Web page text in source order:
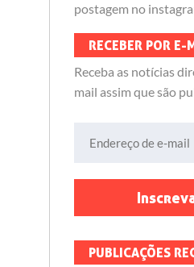
postagem no
RECEBER POR E-
Receba as notícias
mail assim que são
PUBLICAÇÕES